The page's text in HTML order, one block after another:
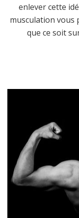
enlever cette
musculation vous
que ce soit